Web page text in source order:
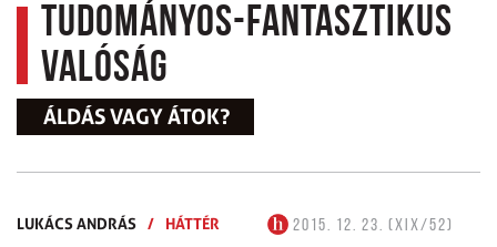
Tudományos-fantasztikus
valóság
ÁLDÁS VAGY ÁTOK?
LUKÁCS ANDRÁS / HÁTTÉR
2015. 12. 23. (XIX/52)